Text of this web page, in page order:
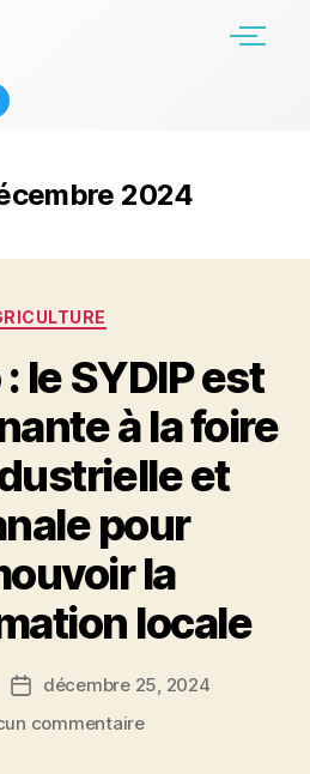
2024
le SYDIP est
à la foire
et
pour
la
locale
décembre 25, 2024
commentaire